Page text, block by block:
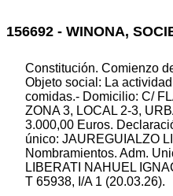
156692 - WINONA,
Constitución. Comienzo
Objeto social: La
comidas.- Domicilio: C/
ZONA 3, LOCAL 2-3,
3.000,00 Euros.
único: JAUREGUIALZO
Nombramientos. Adm.
LIBERATI NAHUEL
T 65938, I/A 1 (20.03.26).